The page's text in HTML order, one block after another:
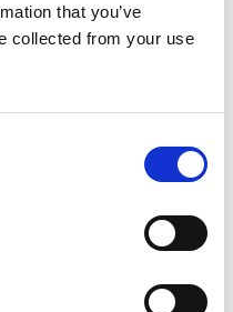
that you’ve
collected from your use
förvaltas av
här.